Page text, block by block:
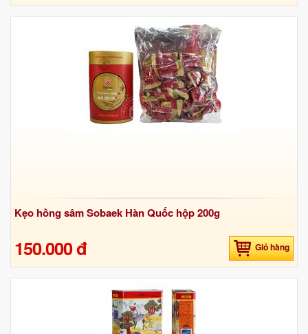
Kẹo hồng sâm Sobaek Hàn Quốc hộp 200g
150.000 đ Giỏ hàng